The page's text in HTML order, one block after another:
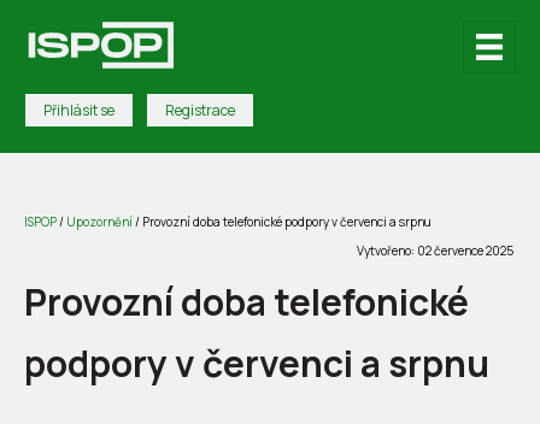
Přihlásit se Registrace
ISPOP/ Upozornění/ Provozní doba telefonické podpory v červenci a srpnu
Vytvořeno: 02 července 2025
Provozní doba telefonické
podpory v červenci a srpnu